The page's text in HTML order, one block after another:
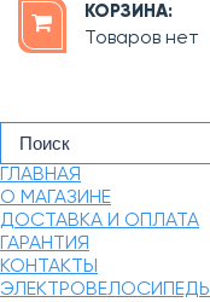
КОРЗИНА:
Товаров нет
ГЛАВНАЯ
О МАГАЗИНЕ
ДОСТАВКА И ОПЛАТА
ГАРАНТИЯ
КОНТАКТЫ
ЭЛЕКТРОВЕЛОСИПЕДЫ